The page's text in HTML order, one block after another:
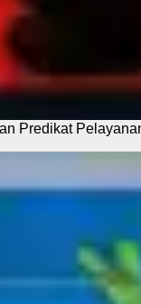
Predikat